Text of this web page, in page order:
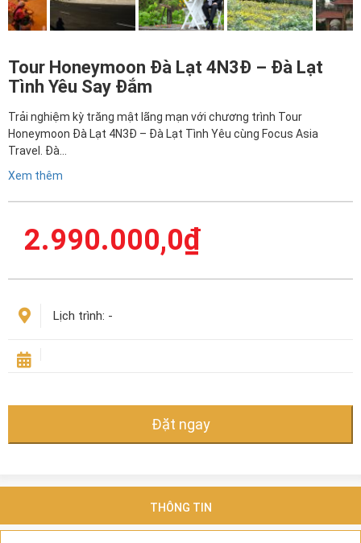
Tour Honeymoon Đà Lạt 4N3Đ – Đà Lạt
Tình Yêu Say Đắm
Trải nghiệm kỳ trăng mật lãng mạn với chương trình Tour
Honeymoon Đà Lạt 4N3Đ – Đà Lạt Tình Yêu cùng Focus Asia
Travel. Đà…
Xem thêm
2.990.000,0₫
Lịch trình: -
Đặt ngay
THÔNG TIN